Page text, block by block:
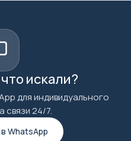
искали?
для индивидуального
связи 24/7.
WhatsApp